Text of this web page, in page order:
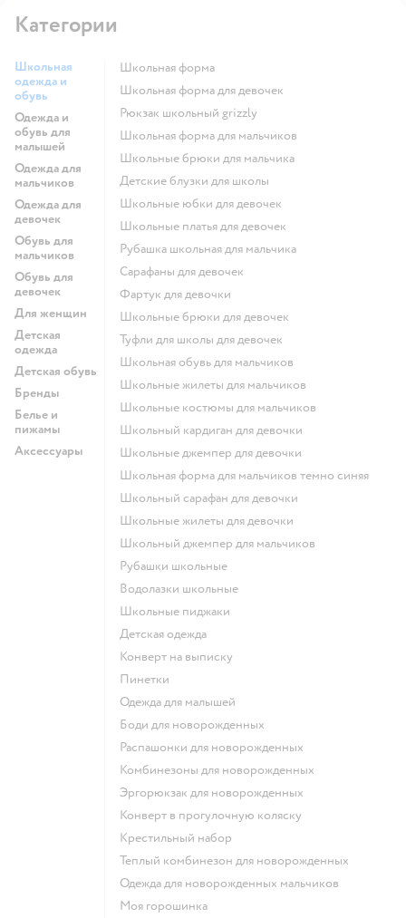
Категории
Школьная
одежда и
обувь
Одежда и
обувь для
малышей
Одежда для
мальчиков
Одежда для
девочек
Обувь для
мальчиков
Обувь для
девочек
Для женщин
Детская
одежда
Детская обувь
Бренды
Белье и
пижамы
Аксессуары
Школьная форма
Школьная форма для девочек
Рюкзак школьный grizzly
Школьная форма для мальчиков
Школьные брюки для мальчика
Детские блузки для школы
Школьные юбки для девочек
Школьные платья для девочек
Рубашка школьная для мальчика
Сарафаны для девочек
Фартук для девочки
Школьные брюки для девочек
Туфли для школы для девочек
Школьная обувь для мальчиков
Школьные жилеты для мальчиков
Школьные костюмы для мальчиков
Школьный кардиган для девочки
Школьные джемпер для девочки
Школьная форма для мальчиков темно синяя
Школьный сарафан для девочки
Школьные жилеты для девочки
Школьный джемпер для мальчиков
Рубашки школьные
Водолазки школьные
Школьные пиджаки
Детская одежда
Конверт на выписку
Пинетки
Одежда для малышей
Боди для новорожденных
Распашонки для новорожденных
Комбинезоны для новорожденных
Эргорюкзак для новорожденных
Конверт в прогулочную коляску
Крестильный набор
Теплый комбинезон для новорожденных
Одежда для новорожденных мальчиков
Моя горошинка